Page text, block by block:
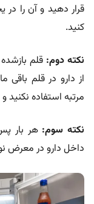
قرار دهید و آن را در
کنید.
نکته دوم:
از دارو در قلم
مرتبه استفاده نکنید
نکته سوم:هر بار
داخل دارو در معرض